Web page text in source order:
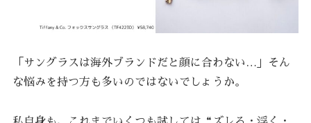
「サングラスは海外ブランドだと顔に合わない…」そん
な悩みを持つ方も多いのではないでしょうか。